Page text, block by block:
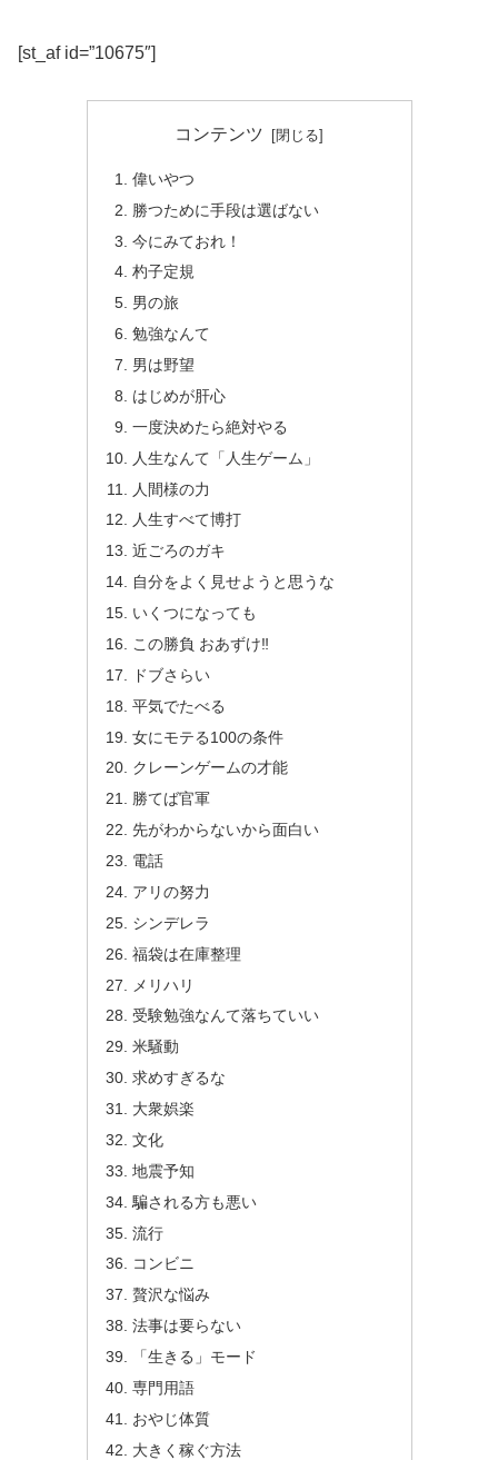
[st_af id=”10675″]
コンテンツ
偉いやつ
勝つために手段は選ばない
今にみておれ！
杓子定規
男の旅
勉強なんて
男は野望
はじめが肝心
一度決めたら絶対やる
人生なんて「人生ゲーム」
人間様の力
人生すべて博打
近ごろのガキ
自分をよく見せようと思うな
いくつになっても
この勝負 おあずけ‼
ドブさらい
平気でたべる
女にモテる100の条件
クレーンゲームの才能
勝てば官軍
先がわからないから面白い
電話
アリの努力
シンデレラ
福袋は在庫整理
メリハリ
受験勉強なんて落ちていい
米騒動
求めすぎるな
大衆娯楽
文化
地震予知
騙される方も悪い
流行
コンビニ
贅沢な悩み
法事は要らない
「生きる」モード
専門用語
おやじ体質
大きく稼ぐ方法